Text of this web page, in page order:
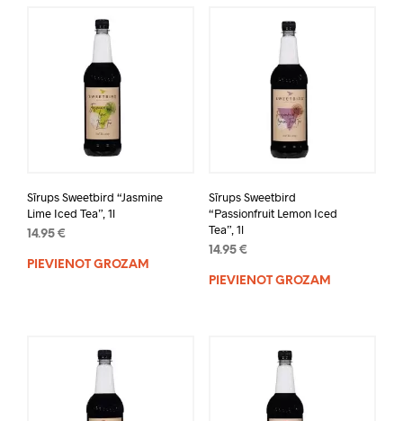
Sīrups Sweetbird “Jasmine
Lime Iced Tea”, 1l
14.95 €
PIEVIENOT GROZAM
Sīrups Sweetbird
“Passionfruit Lemon Iced
Tea”, 1l
14.95 €
PIEVIENOT GROZAM